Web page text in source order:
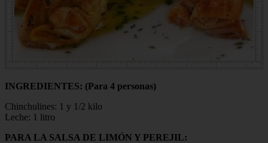
INGREDIENTES: (Para 4 personas)
Chinchulines: 1 y 1/2 kilo
Leche: 1 litro
PARA LA SALSA DE LIMÓN Y PEREJIL: